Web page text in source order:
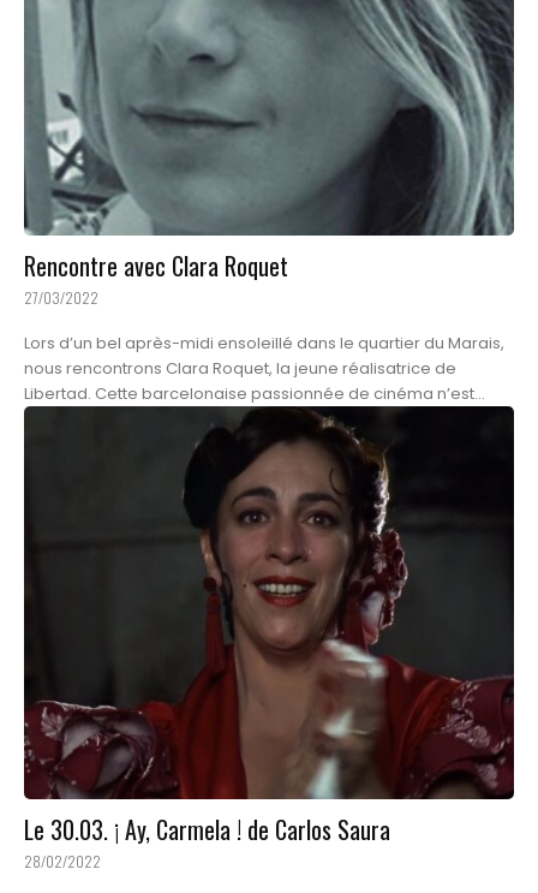
Rencontre avec Clara Roquet
27/03/2022
Lors d’un bel après-midi ensoleillé dans le quartier du Marais,
nous rencontrons Clara Roquet, la jeune réalisatrice de
Libertad. Cette barcelonaise passionnée de cinéma n’est...
Le 30.03. ¡ Ay, Carmela ! de Carlos Saura
28/02/2022